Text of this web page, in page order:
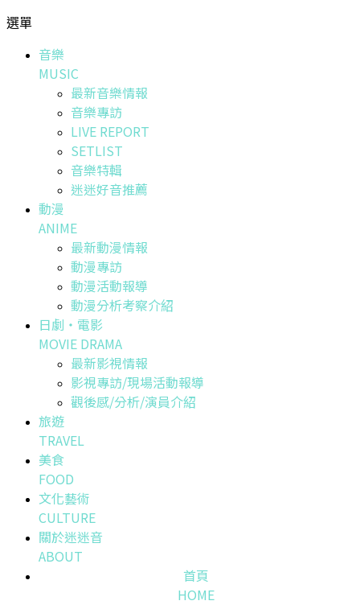
選單
音樂
MUSIC
最新音樂情報
音樂專訪
LIVE REPORT
SETLIST
音樂特輯
迷迷好音推薦
動漫
ANIME
最新動漫情報
動漫專訪
動漫活動報導
動漫分析考察介紹
日劇・電影
MOVIE DRAMA
最新影視情報
影視專訪/現場活動報導
觀後感/分析/演員介紹
旅遊
TRAVEL
美食
FOOD
文化藝術
CULTURE
關於迷迷音
ABOUT
首頁
HOME